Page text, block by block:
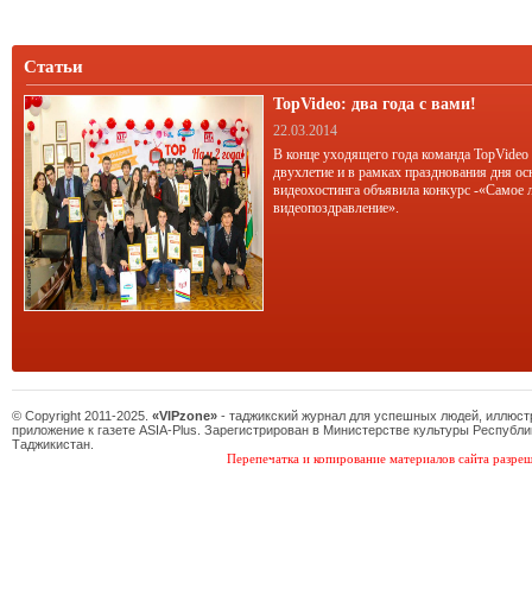
Статьи
TopVideo: два года с вами!
22.03.2014
В конце уходящего года команда TopVideo
двухлетие и в рамках празднования дня
видеохостинга объявила конкурс -«Самое
видеопоздравление».
© Copyright 2011-2025. «VIPzone» - таджикский журнал для успешных людей,
приложение к газете ASIA-Plus. Зарегистрирован в Министерстве культуры
Таджикистан.
Перепечатка и копирование материалов сайта